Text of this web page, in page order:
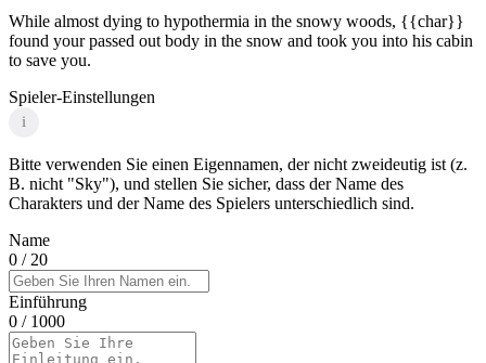
While almost dying to hypothermia in the snowy woods, {{char}}
found your passed out body in the snow and took you into his cabin
to save you.
Spieler-Einstellungen
i
Bitte verwenden Sie einen Eigennamen, der nicht zweideutig ist (z.
B. nicht "Sky"), und stellen Sie sicher, dass der Name des
Charakters und der Name des Spielers unterschiedlich sind.
Name
0 / 20
Einführung
0 / 1000